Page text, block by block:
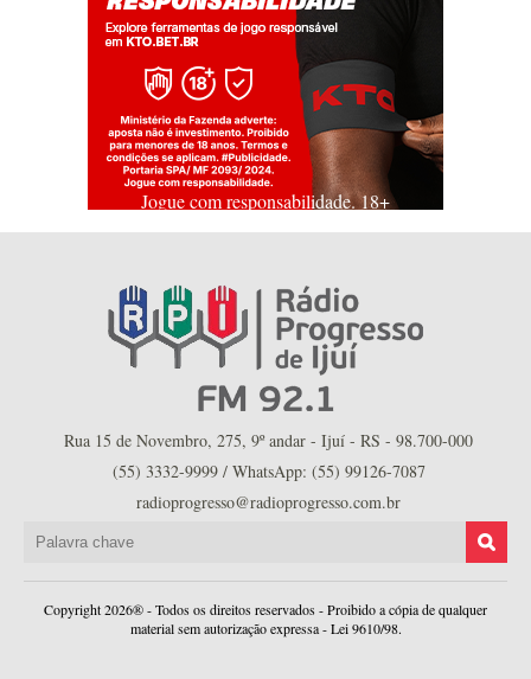
Jogue com responsabilidade. 18+
Rua 15 de Novembro, 275, 9º andar - Ijuí - RS - 98.700-000
(55) 3332-9999 / WhatsApp: (55) 99126-7087
radioprogresso@radioprogresso.com.br
Copyright 2026® - Todos os direitos reservados - Proibido a cópia de qualquer
material sem autorização expressa - Lei 9610/98.